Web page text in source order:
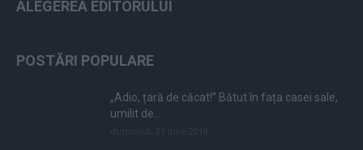
ALEGEREA EDITORULUI
POSTĂRI POPULARE
„Adio, țară de căcat!” Bătut în fața casei sale,
umilit de...